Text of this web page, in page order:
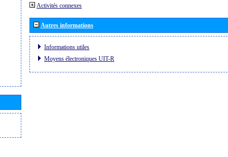
Activités connexes
Autres informations
Informations utiles
Moyens électroniques UIT-R